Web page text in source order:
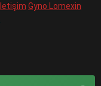
İletişim Gyno Lomexin